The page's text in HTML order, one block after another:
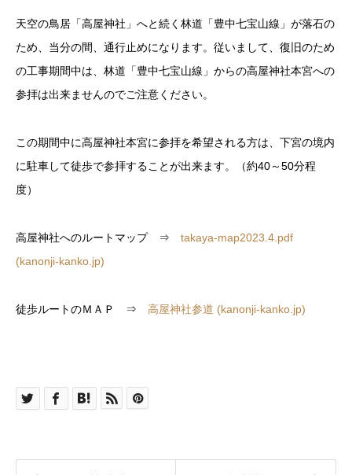
天空の鳥居「高屋神社」へと続く林道「豊中七宝山線」が落石の
ため、当分の間、通行止めになります。従いまして、復旧のため
の工事期間中は、林道「豊中七宝山線」からの高屋神社本宮への
参拝は出来ませんのでご注意ください。
この期間中に高屋神社本宮に参拝を希望される方は、下宮の境内
に駐車して徒歩で参拝することが出来ます。（約40～50分程
度）
高屋神社へのルートマップ ⇒ takaya-map2023.4.pdf
(kanonji-kanko.jp)
徒歩ルートのＭＡＰ ⇒ 高屋神社参道 (kanonji-kanko.jp)